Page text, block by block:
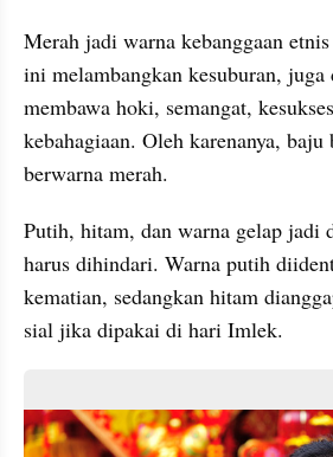
Merah jadi warna kebanggaan
ini melambangkan kesuburan, juga
membawa hoki, semangat,
kebahagiaan. Oleh karenanya,
berwarna merah.
Putih, hitam, dan warna gelap jadi
harus dihindari. Warna putih
kematian, sedangkan hitam
sial jika dipakai di hari Imlek.